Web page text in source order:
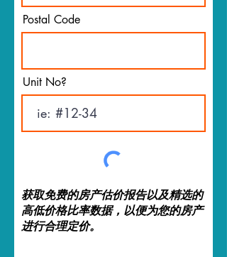
Postal Code
Unit No?
获取免费的房产估价报告以及精选的
高低价格比率数据，以便为您的房产
进行合理定价。